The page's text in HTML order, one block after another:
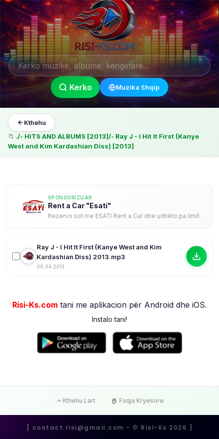
Kerko Muzika Shqip
Kthehu
📁 ./- HITS AND ALBUMS [2013]/- Ray J - I Hit It First (Kanye
West and Kim Kardashian Diss) [2013]
SPONSORIZUAR
Rent a Car "Esati"
Rezervo sot me ESATI Rent a Car dhe udhëto pa limit.
Ray J - I Hit It First (Kanye West and Kim
Kardashian Diss) 2013.mp3
06.04.2013
Risi-Ks.com tani me aplikacion për Android dhe iOS.
Instalo tani!
Kthehu Lart 🏠 Faqja Kryesore
[ contact.risi@gmail.com - ©️ Risi-Ks 2026 ]